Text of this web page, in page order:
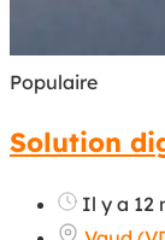
Populaire
Solution
Il y a 12